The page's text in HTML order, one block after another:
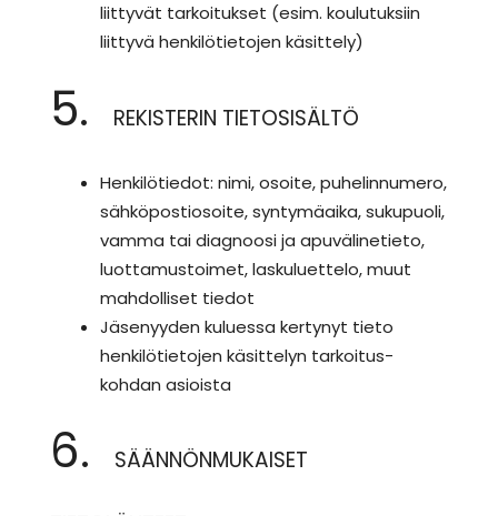
liittyvät tarkoitukset (esim. koulutuksiin
liittyvä henkilötietojen käsittely)
5. REKISTERIN TIETOSISÄLTÖ
Henkilötiedot: nimi, osoite, puhelinnumero,
sähköpostiosoite, syntymäaika, sukupuoli,
vamma tai diagnoosi ja apuvälinetieto,
luottamustoimet, laskuluettelo, muut
mahdolliset tiedot
Jäsenyyden kuluessa kertynyt tieto
henkilötietojen käsittelyn tarkoitus-
kohdan asioista
6. SÄÄNNÖNMUKAISET